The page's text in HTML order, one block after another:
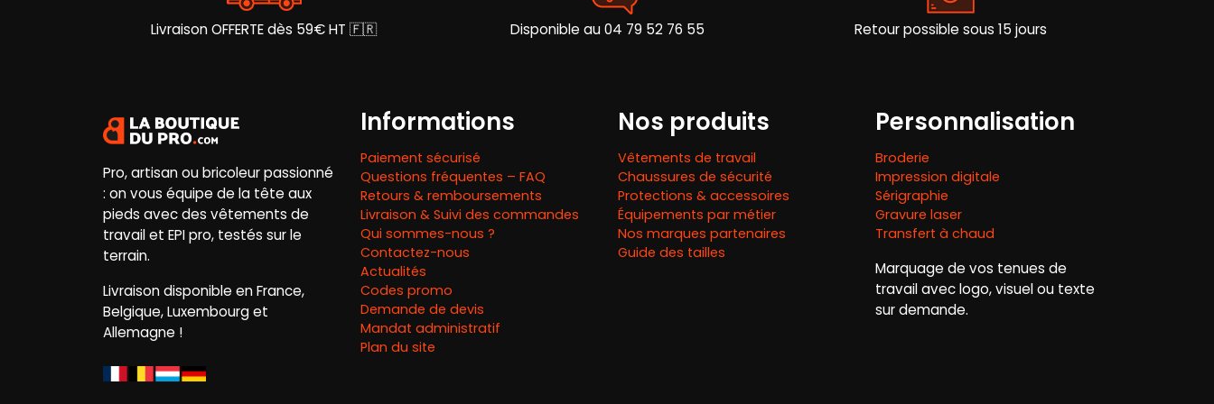
page
du
page
page
Livraison OFFERTE dès 59€ HT 🇫🇷 Disponible au 04 79 52 76 55 Retour possible sous 15 jours
Pro, artisan ou bricoleur passionné
: on vous équipe de la tête aux
pieds avec des vêtements de
travail et EPI pro, testés sur le
terrain.
Livraison disponible en France,
Belgique, Luxembourg et
Allemagne !
Informations
Paiement sécurisé
Questions fréquentes – FAQ
Retours & remboursements
Livraison & Suivi des commandes
Qui sommes-nous ?
Contactez-nous
Actualités
Codes promo
Demande de devis
Mandat administratif
Plan du site
Nos produits
Vêtements de travail
Chaussures de sécurité
Protections & accessoires
Équipements par métier
Nos marques partenaires
Guide des tailles
Personnalisation
Broderie
Impression digitale
Sérigraphie
Gravure laser
Transfert à chaud
Marquage de vos tenues de
travail avec logo, visuel ou texte
sur demande.